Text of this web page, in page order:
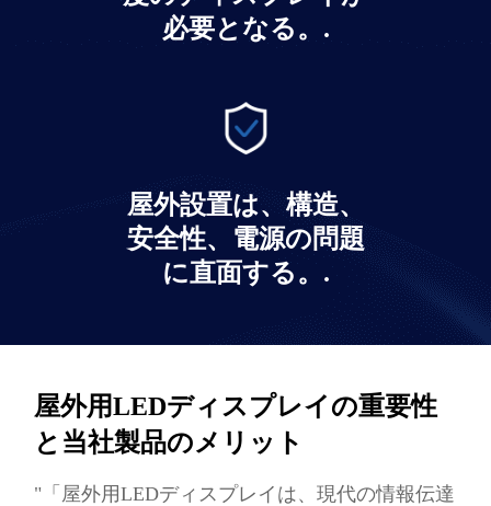
必要となる。.
屋外設置は、構造、
安全性、電源の問題
に直面する。.
屋外用LEDディスプレイの重要性
と当社製品のメリット
"「屋外用LEDディスプレイは、現代の情報伝達